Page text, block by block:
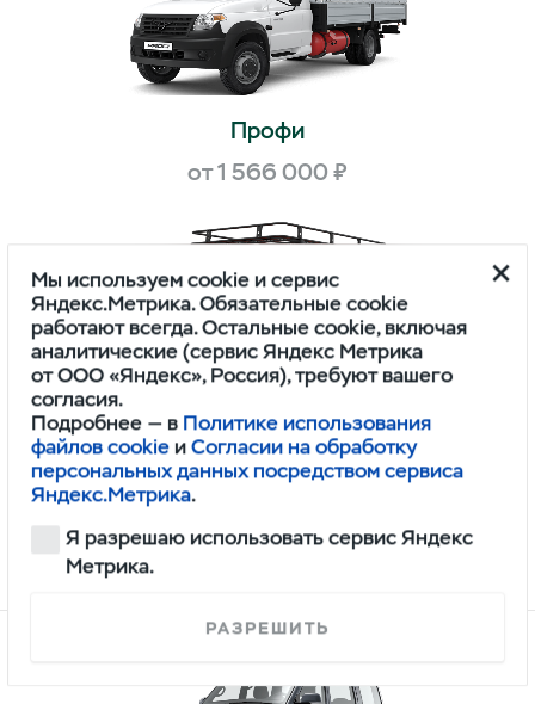
Профи
от 1 566 000 ₽
Буханка
от 1 296 000 ₽
Недоступны к заказу
Мы используем cookie и сервис
Яндекс.Метрика. Обязательные cookie
работают всегда. Остальные cookie, включая
аналитические (сервис Яндекс Метрика
от ООО «Яндекс», Россия), требуют вашего
согласия.
Подробнее — в Политике использования
файлов cookie иСогласии на обработку
персональных данных посредством сервиса
Яндекс.Метрика.
Я разрешаю использовать сервис Яндекс
Метрика.
РАЗРЕШИТЬ